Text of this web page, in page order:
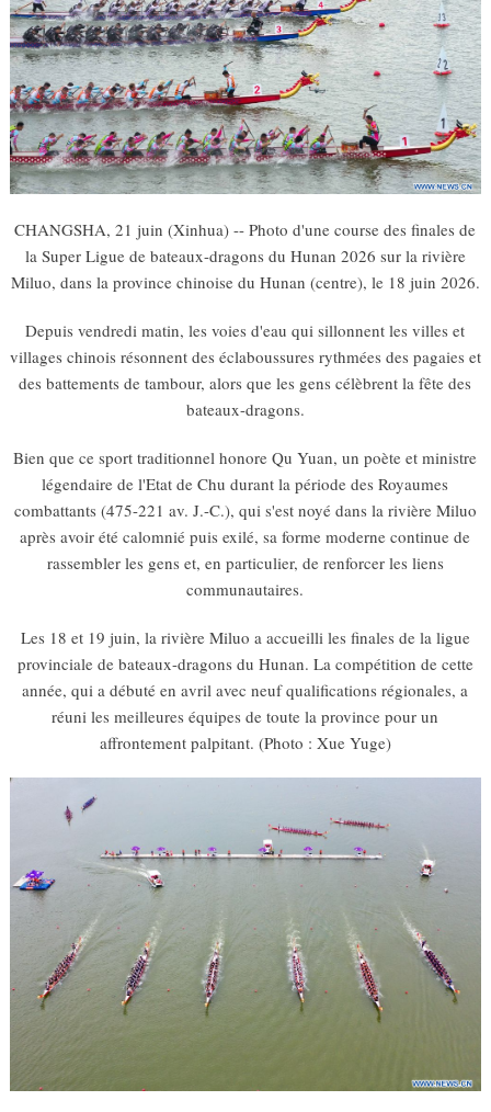
CHANGSHA, 21 juin (Xinhua) -- Photo d'une course des finales de
la Super Ligue de bateaux-dragons du Hunan 2026 sur la rivière
Miluo, dans la province chinoise du Hunan (centre), le 18 juin 2026.
Depuis vendredi matin, les voies d'eau qui sillonnent les villes et
villages chinois résonnent des éclaboussures rythmées des pagaies et
des battements de tambour, alors que les gens célèbrent la fête des
bateaux-dragons.
Bien que ce sport traditionnel honore Qu Yuan, un poète et ministre
légendaire de l'Etat de Chu durant la période des Royaumes
combattants (475-221 av. J.-C.), qui s'est noyé dans la rivière Miluo
après avoir été calomnié puis exilé, sa forme moderne continue de
rassembler les gens et, en particulier, de renforcer les liens
communautaires.
Les 18 et 19 juin, la rivière Miluo a accueilli les finales de la ligue
provinciale de bateaux-dragons du Hunan. La compétition de cette
année, qui a débuté en avril avec neuf qualifications régionales, a
réuni les meilleures équipes de toute la province pour un
affrontement palpitant. (Photo : Xue Yuge)